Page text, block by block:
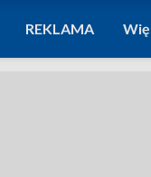
REKLAMA